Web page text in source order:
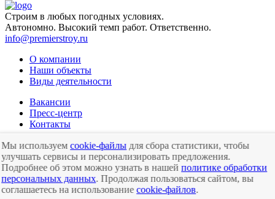
Строим в любых погодных условиях.
Автономно. Высокий темп работ. Ответственно.
info@premierstroy.ru
О компании
Наши объекты
Виды деятельности
Вакансии
Пресс-центр
Контакты
+7 (495) 276-16-32 +7 (3452) 798-798
© АО ПРЕМЬЕРСТРОЙ
Мы используемcookie-файлы для сбора статистики, чтобы
улучшать сервисы и персонализировать предложения.
Подробнее об этом можно узнать в нашейполитике обработки
персональных данных. Продолжая пользоваться сайтом, вы
соглашаетесь на использованиеcookie-файлов.